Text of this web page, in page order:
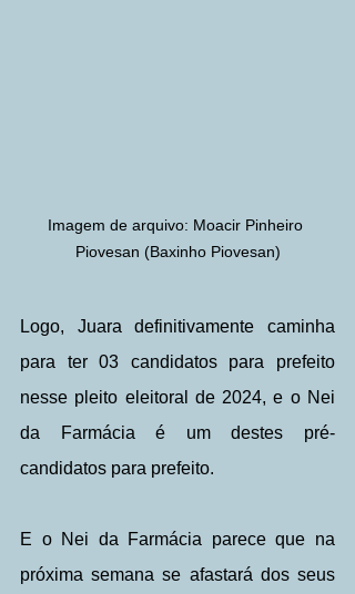
Imagem de arquivo: Moacir Pinheiro
Piovesan (Baxinho Piovesan)
Logo, Juara definitivamente caminha
para ter 03 candidatos para prefeito
nesse pleito eleitoral de 2024, e o Nei
da Farmácia é um destes pré-
candidatos para prefeito.
E o Nei da Farmácia parece que na
próxima semana se afastará dos seus